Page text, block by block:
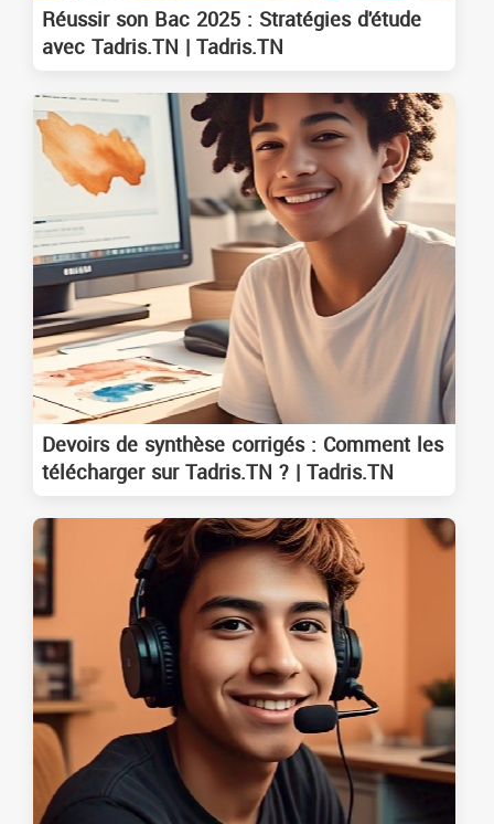
Réussir son Bac 2025 : Stratégies d'étude
avec Tadris.TN | Tadris.TN
Devoirs de synthèse corrigés : Comment les
télécharger sur Tadris.TN ? | Tadris.TN